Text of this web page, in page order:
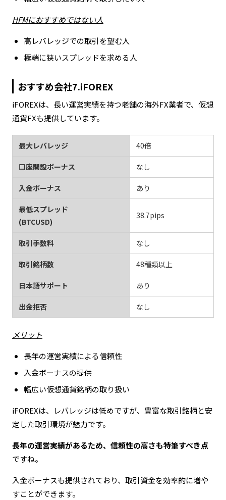
HFMにおすすめではない人
高レバレッジでの取引を望む人
極端に狭いスプレッドを求める人
おすすめ会社7.iFOREX
iFOREXは、長い運営実績を持つ老舗の海外FX業者で、仮想
通貨FXも提供しています。
最大レバレッジ 40倍
口座開設ボーナス なし
入金ボーナス あり
最低スプレッド
(BTCUSD)
38.7pips
取引手数料 なし
取引銘柄数 48種類以上
日本語サポート あり
出金拒否 なし
メリット
長年の運営実績による信頼性
入金ボーナスの提供
幅広い仮想通貨銘柄の取り扱い
iFOREXは、レバレッジは低めですが、豊富な取引銘柄と安
定した取引環境が魅力です。
長年の運営実績があるため、信頼性の高さも特筆すべき点
ですね。
入金ボーナスも提供されており、取引資金を効率的に増や
すことができます。